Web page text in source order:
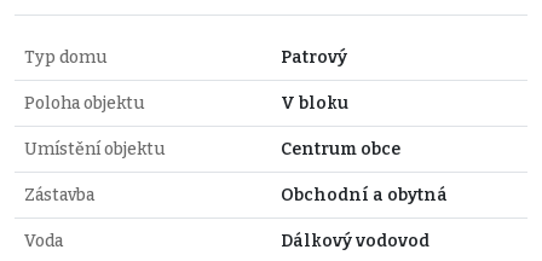
Typ domu Patrový
Poloha objektu V bloku
Umístění objektu Centrum obce
Zástavba Obchodní a obytná
Voda Dálkový vodovod